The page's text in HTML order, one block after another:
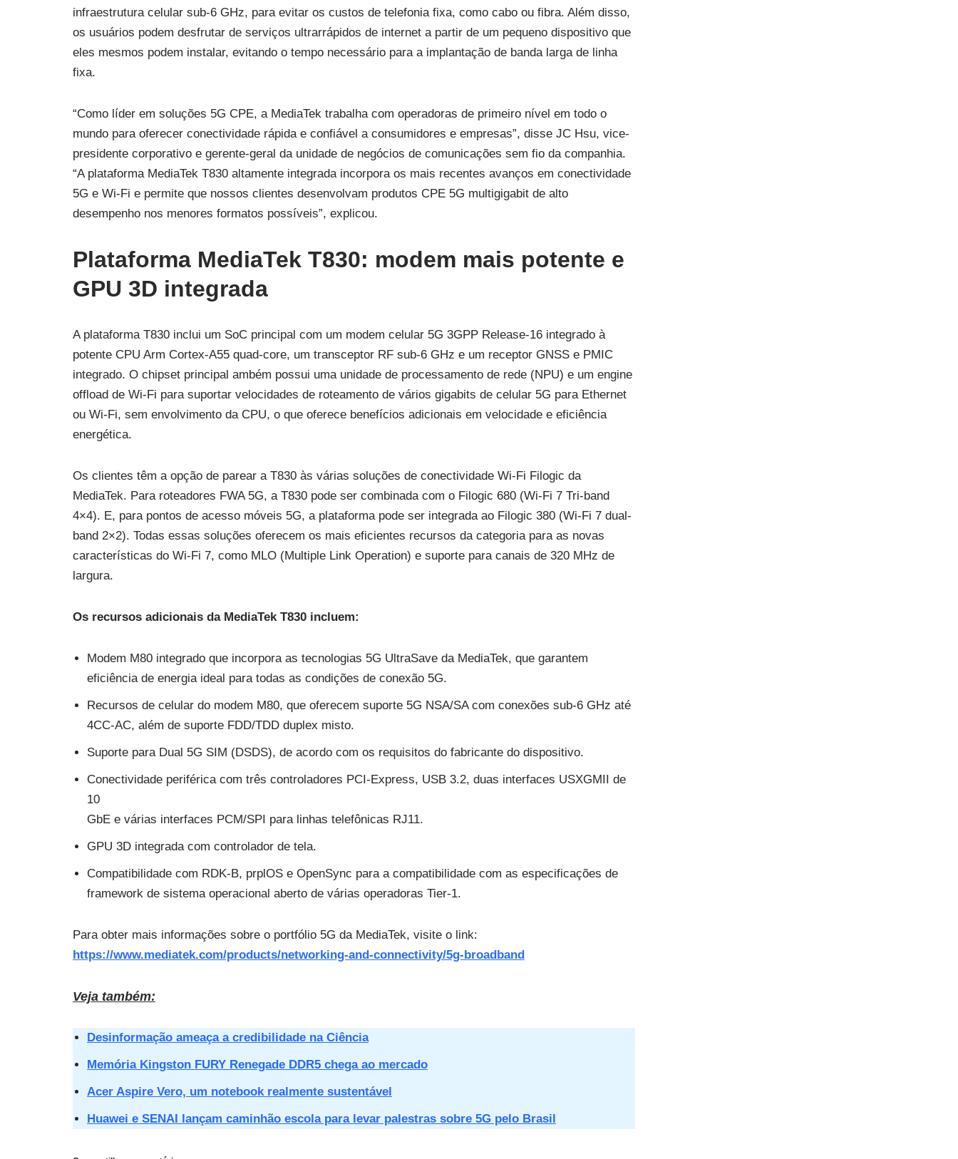
infraestrutura celular sub-6 GHz, para evitar os custos de telefonia fixa, como cabo ou fibra. Além disso,
os usuários podem desfrutar de serviços ultrarrápidos de internet a partir de um pequeno dispositivo que
eles mesmos podem instalar, evitando o tempo necessário para a implantação de banda larga de linha
fixa.
“Como líder em soluções 5G CPE, a MediaTek trabalha com operadoras de primeiro nível em todo o
mundo para oferecer conectividade rápida e confiável a consumidores e empresas”, disse JC Hsu, vice-
presidente corporativo e gerente-geral da unidade de negócios de comunicações sem fio da companhia.
“A plataforma MediaTek T830 altamente integrada incorpora os mais recentes avanços em conectividade
5G e Wi-Fi e permite que nossos clientes desenvolvam produtos CPE 5G multigigabit de alto
desempenho nos menores formatos possíveis”, explicou.
Plataforma MediaTek T830: modem mais potente e
GPU 3D integrada
A plataforma T830 inclui um SoC principal com um modem celular 5G 3GPP Release-16 integrado à
potente CPU Arm Cortex-A55 quad-core, um transceptor RF sub-6 GHz e um receptor GNSS e PMIC
integrado. O chipset principal ambém possui uma unidade de processamento de rede (NPU) e um engine
offload de Wi-Fi para suportar velocidades de roteamento de vários gigabits de celular 5G para Ethernet
ou Wi-Fi, sem envolvimento da CPU, o que oferece benefícios adicionais em velocidade e eficiência
energética.
Os clientes têm a opção de parear a T830 às várias soluções de conectividade Wi-Fi Filogic da
MediaTek. Para roteadores FWA 5G, a T830 pode ser combinada com o Filogic 680 (Wi-Fi 7 Tri-band
4×4). E, para pontos de acesso móveis 5G, a plataforma pode ser integrada ao Filogic 380 (Wi-Fi 7 dual-
band 2×2). Todas essas soluções oferecem os mais eficientes recursos da categoria para as novas
características do Wi-Fi 7, como MLO (Multiple Link Operation) e suporte para canais de 320 MHz de
largura.
Os recursos adicionais da MediaTek T830 incluem:
Modem M80 integrado que incorpora as tecnologias 5G UltraSave da MediaTek, que garantem
eficiência de energia ideal para todas as condições de conexão 5G.
Recursos de celular do modem M80, que oferecem suporte 5G NSA/SA com conexões sub-6 GHz até
4CC-AC, além de suporte FDD/TDD duplex misto.
Suporte para Dual 5G SIM (DSDS), de acordo com os requisitos do fabricante do dispositivo.
Conectividade periférica com três controladores PCI-Express, USB 3.2, duas interfaces USXGMII de
10
GbE e várias interfaces PCM/SPI para linhas telefônicas RJ11.
GPU 3D integrada com controlador de tela.
Compatibilidade com RDK-B, prplOS e OpenSync para a compatibilidade com as especificações de
framework de sistema operacional aberto de várias operadoras Tier-1.
Para obter mais informações sobre o portfólio 5G da MediaTek, visite o link:
https://www.mediatek.com/products/networking-and-connectivity/5g-broadband
Veja também:
Desinformação ameaça a credibilidade na Ciência
Memória Kingston FURY Renegade DDR5 chega ao mercado
Acer Aspire Vero, um notebook realmente sustentável
Huawei e SENAI lançam caminhão escola para levar palestras sobre 5G pelo Brasil